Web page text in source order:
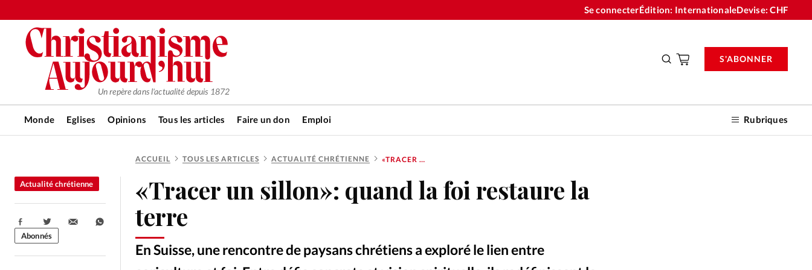
Se connecterÉdition: InternationaleDevise:CHF
Un repère dans l'actualité depuis 1872
Monde Eglises Opinions Tous les articles Faire un don Emploi Rubriques
S'ABONNER
RUBRIQUES
Tous les articles
Actualité chrétienne
Actualité internationale
Les abonnements
ACCUEIL TOUS LES ARTICLES ACTUALITÉ CHRÉTIENNE «TRACER UN SILLON»: QUAND LA FOI RESTAURE LA TERRE
«Tracer un sillon»: quand la foi restaure la
terre
En Suisse, une rencontre de paysans chrétiens a exploré le lien entre
Actualité chrétienne
Partager:
Abonnés